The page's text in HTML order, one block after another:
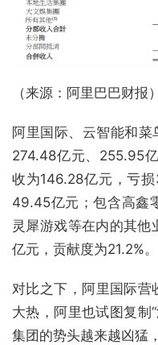
（来源：阿里巴巴财报）
阿里国际、云智能和菜
274.48亿元、255.95
收为146.28亿元，亏
49.45亿元；包含高鑫
灵犀游戏等在内的其
亿元，贡献度为21.2%。
对比之下，阿里国际
大热，阿里也试图复制
集团的势头越来越凶猛